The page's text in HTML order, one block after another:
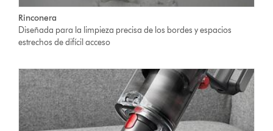
Rinconera
Diseñada para la limpieza precisa de los bordes y espacios
estrechos de difícil acceso